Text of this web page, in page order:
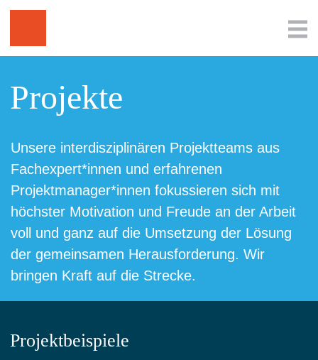
Projekte
Unsere interdisziplinären Projektteams aus
Fachexpert*innen und erfahrenen
Projektmanager*innen fokussieren sich mit
höchster Motivation und Freude an der Arbeit
voll und ganz auf die Umsetzung der Lösung
der gemeinsamen Herausforderung. Wir
bringen Kraft auf die Strecke.
Projektbeispiele